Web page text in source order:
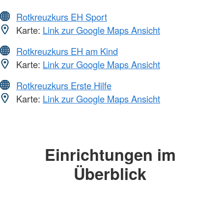
Rotkreuzkurs EH Sport
Karte: Link zur Google Maps Ansicht
Rotkreuzkurs EH am Kind
Karte: Link zur Google Maps Ansicht
Rotkreuzkurs Erste Hilfe
Karte: Link zur Google Maps Ansicht
Einrichtungen im
Überblick